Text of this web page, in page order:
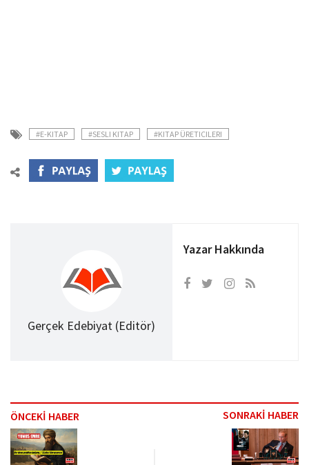
#E-KITAP #SESLI KITAP #KITAP ÜRETICILERI
Gerçek Edebiyat (Editör)
Yazar Hakkında
ÖNCEKİ HABER SONRAKİ HABER